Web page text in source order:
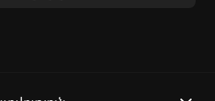
տարբեր զենքեր և